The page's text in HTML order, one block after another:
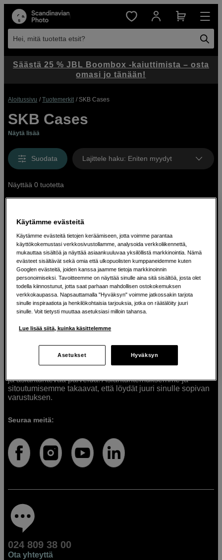
Hei, mitä tuotetta etsit?
Aloitussivu Tuotemerkit SKB Cases
SKB Cases
Näytä lisää
Suodata Lajittele haku: Eniten myydyt
Näyttää 0 tuotetta
Ratkaisuja luoville ihmisille jo vuodesta
1982
Olemme Scandinavian Photolla jo yli 40 vuoden ajan
auttaneet luovia ihmisiä toteuttamaan visioitaan.
Tarjoamme inspiraatiota, asiantuntemusta ja tuotteita
muun muassa valokuvauksen, äänen, videokuvauksen ja
musiikin ja taiteen harrastajia. Oikeilla työkaluilla ideat
muuttuvat todellisuudeksi. Autamme sinua valitsemaan
ja asiantuntevaa palvelua. Asiantuntemuksemme ja
sitoutumisemme takaavat, että löydät juuri sinulle sopivan
varustuksen.
Seuraa meitä:
024 809 38 00
Ota yhteyttä
Säästä 25 % JBL Boombox -kaiuttimista – osta
omasi jo tänään!
Käytämme evästeitä
Käytämme evästeitä tietojen keräämiseen, jotta voimme parantaa
käyttökokemustasi verkkosivustollamme, analysoida verkkoliikennettä,
mukauttaa sisältöä ja näyttää asiaankuuluvaa yksilöllistä markkinointia. Nämä
evästeet sisältävät sekä omia että ulkopuolisten kumppaneidemme kuten
Googlen evästeitä, joiden kanssa jaamme tietoja markkinoinnin
personoimiseksi. Tavoitteemme on näyttää sinulle aina sitä sisältöä, josta olet
todella kiinnostunut, jotta saat parhaan mahdollisen ostokokemuksen
verkkokaupassa. Napsauttamalla "Hyväksyn" voimme jatkossakin tarjota
sinulle inspiraatiota ja henkilökohtaisia tarjouksia, jotka on räätälöity juuri
sinulle. Voit tietysti muuttaa asetuksiasi milloin tahansa.
Lue lisää siitä, kuinka käsittelemme
Asetukset Hyväksyn